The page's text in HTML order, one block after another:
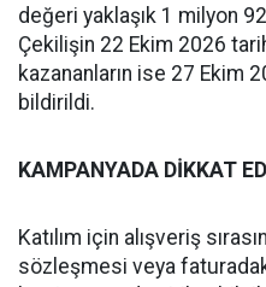
değeri yaklaşık 1 milyon
Çekilişin 22 Ekim 2026
kazananların ise 27 Ekim
bildirildi.
KAMPANYADA DİKKAT
Katılım için alışveriş
sözleşmesi veya